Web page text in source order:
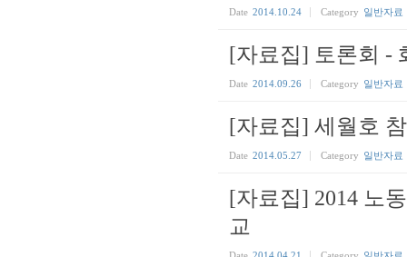
Date 2014.10.24 Category 일반자료
[자료집] 토론회 -
Date 2014.09.26 Category 일반자료
[자료집] 세월호
Date 2014.05.27 Category 일반자료
[자료집] 2014 노
교